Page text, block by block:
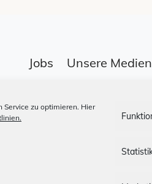
Service zu optimieren. Hier
Jobs Unsere Medien